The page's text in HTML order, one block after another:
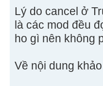
Lý do cancel ở
là các mod đều
ho gì nên không
Về nội dung